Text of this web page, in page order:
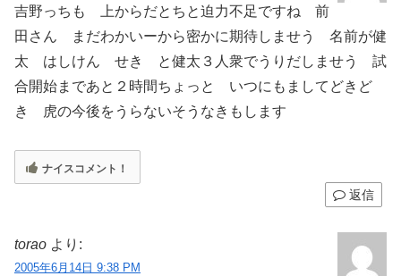
吉野っちも 上からだとちと迫力不足ですね 前
田さん まだわかいーから密かに期待しませう 名前が健
太 はしけん せき と健太３人衆でうりだしませう 試
合開始まであと２時間ちょっと いつにもましてどきど
き 虎の今後をうらないそうなきもします
ナイスコメント！
返信
torao より:
2005年6月14日 9:38 PM